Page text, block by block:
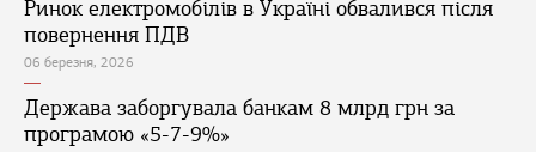
Ринок електромобілів в Україні обвалився після
повернення ПДВ
06 березня, 2026
Держава заборгувала банкам 8 млрд грн за
програмою «5-7-9%»